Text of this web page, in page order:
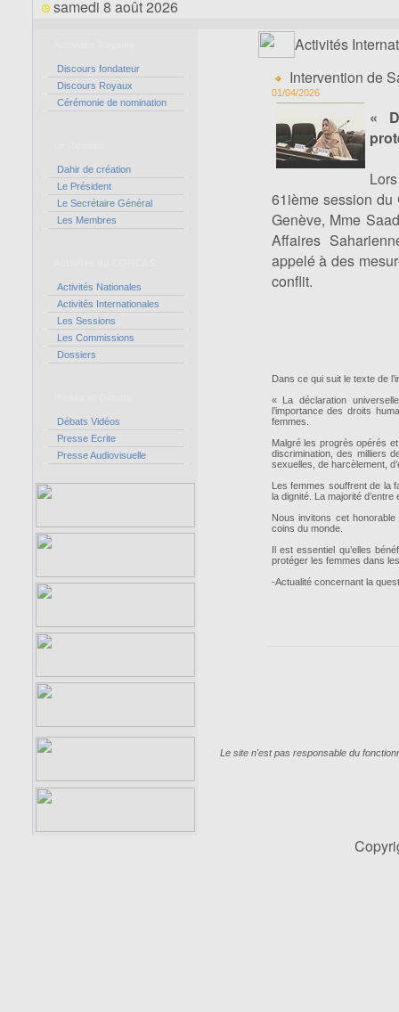
samedi 8 août 2026
Discours fondateur
Discours Royaux
Cérémonie de nomination
Dahir de création
Le Président
Le Secrétaire Général
Les Membres
Activités Nationales
Activités Internationales
Les Sessions
Les Commissions
Dossiers
Débats Vidéos
Presse Ecrite
Presse Audiovisuelle
Activités
Intervention de
01/04/2026
«
61ième session du
Genève, Mme
Affaires
appelé à des
conflit.
Dans ce qui suit le texte de
« La déclaration
l’importance des droits
femmes.
Malgré les progrès opérés
discrimination, des milliers
sexuelles, de harcèlement,
Les femmes souffrent de la
la dignité. La majorité
Nous invitons cet
coins du monde.
Il est essentiel qu’elles
protéger les femmes dans
-Actualité concernant la
Le site n'est pas responsable du